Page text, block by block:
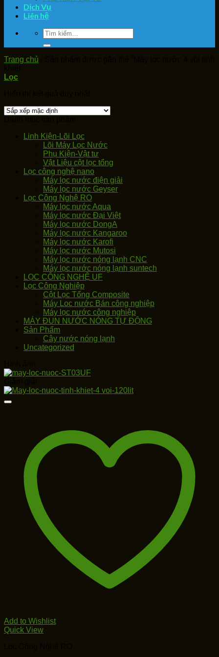
Dịch Vụ
Liên hệ
Tìm
kiếm:
Trang chủ
Lọc
Linh Kiện-Lõi Lọc
Lõi Máy Lọc Nước
Phụ Kiện-Vật tư
Vật Liệu cột lọc tổng
Lọc công nghệ nano
Máy lọc nước điện giải
Máy lọc nước Geyser
Lọc Công Nghệ RO
Máy lọc nước Aqua
Máy lọc nước Đại Việt
Máy lọc nước DongA
Máy lọc nước Kangaroo
Máy lọc nước Karofi
Máy lọc nước Mutosi
Máy lọc nước nóng lạnh CNC
Máy lọc nước nóng lạnh suntech
LỌC CÔNG NGHỆ UF
Lọc Công Nghiệp
Cột Lọc Tổng Composite
Máy Loc nước Bán công nghiệp
Máy lọc nước công nghiệp
MÁY ĐUN NƯỚC NÓNG TỰ ĐỘNG
Sản Phẩm
Cây nước nóng lạnh
Uncategorized
Add to Wishlist
Quick View